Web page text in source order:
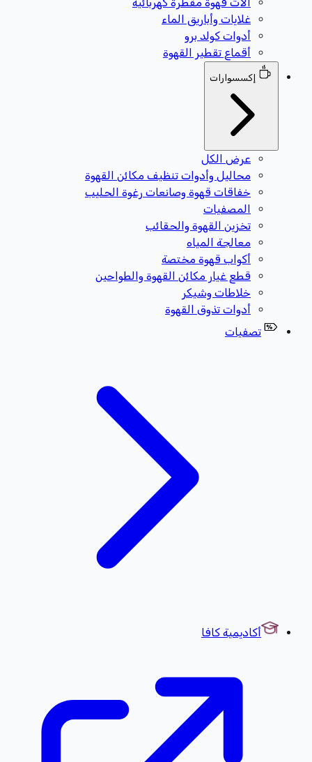
غلايات وأباريق الماء
أدوات كولد برو
أقماع تقطير القهوة
إكسسوارات
عرض الكل
محاليل وأدوات تنظيف مكائن القهوة
خفاقات قهوة وصانعات رغوة الحليب
المصفيات
تخزين القهوة والحقائب
معالجة المياه
أكواب قهوة مختصة
قطع غيار مكائن القهوة والطواحين
خلاطات وشيكر
أدوات تذوق القهوة
تصفيات
أكاديمية كافا